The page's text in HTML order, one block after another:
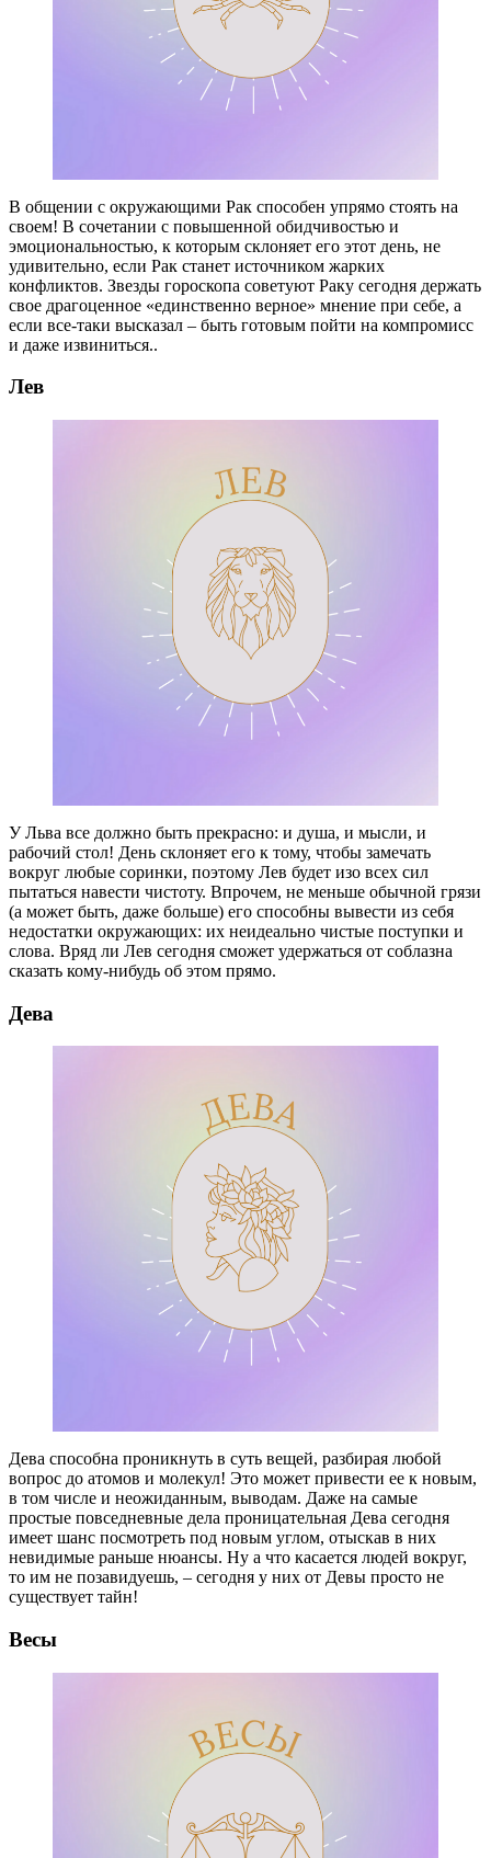
В общении с окружающими Рак способен упрямо стоять на
своем! В сочетании с повышенной обидчивостью и
эмоциональностью, к которым склоняет его этот день, не
удивительно, если Рак станет источником жарких
конфликтов. Звезды гороскопа советуют Раку сегодня держать
свое драгоценное «единственно верное» мнение при себе, а
если все-таки высказал – быть готовым пойти на компромисс
и даже извиниться..
Лев
У Льва все должно быть прекрасно: и душа, и мысли, и
рабочий стол! День склоняет его к тому, чтобы замечать
вокруг любые соринки, поэтому Лев будет изо всех сил
пытаться навести чистоту. Впрочем, не меньше обычной грязи
(а может быть, даже больше) его способны вывести из себя
недостатки окружающих: их неидеально чистые поступки и
слова. Вряд ли Лев сегодня сможет удержаться от соблазна
сказать кому-нибудь об этом прямо.
Дева
Дева способна проникнуть в суть вещей, разбирая любой
вопрос до атомов и молекул! Это может привести ее к новым,
в том числе и неожиданным, выводам. Даже на самые
простые повседневные дела проницательная Дева сегодня
имеет шанс посмотреть под новым углом, отыскав в них
невидимые раньше нюансы. Ну а что касается людей вокруг,
то им не позавидуешь, – сегодня у них от Девы просто не
существует тайн!
Весы